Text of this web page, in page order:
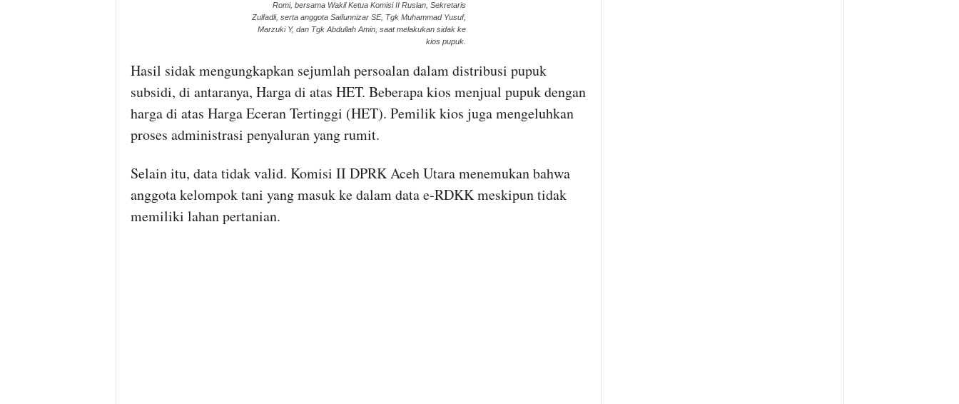
Romi, bersama Wakil Ketua Komisi II Ruslan, Sekretaris
Zulfadli, serta anggota Saifunnizar SE, Tgk Muhammad Yusuf,
Marzuki Y, dan Tgk Abdullah Amin, saat melakukan sidak ke
kios pupuk.
Hasil sidak mengungkapkan sejumlah persoalan dalam distribusi pupuk
subsidi, di antaranya, Harga di atas HET. Beberapa kios menjual pupuk dengan
harga di atas Harga Eceran Tertinggi (HET). Pemilik kios juga mengeluhkan
proses administrasi penyaluran yang rumit.
Selain itu, data tidak valid. Komisi II DPRK Aceh Utara menemukan bahwa
anggota kelompok tani yang masuk ke dalam data e-RDKK meskipun tidak
memiliki lahan pertanian.